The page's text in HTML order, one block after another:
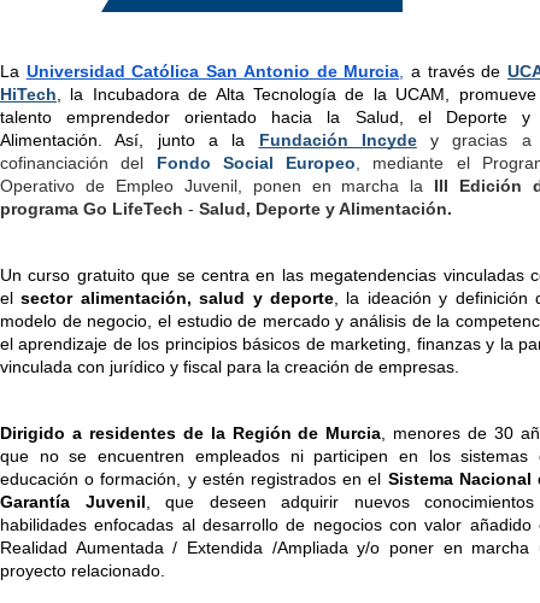
La Universidad Católica San Antonio de Murcia a través de
HiTech , la Incubadora de Alta Tecnología de la UCAM,
talento emprendedor orientado hacia la Salud, el Deporte y
Alimentación. Así, junto a la
Fundación Incyde y gracias a
cofinanciación del Fondo Social Europeo , mediante el
Operativo de Empleo Juvenil, ponen en marcha la III Edición
programa Go LifeTech - Salud, Deporte y Alimentación.
Un curso gratuito que se centra en las megatendencias vinculadas
el sector alimentación, salud y deporte , la ideación y definición
modelo de negocio, el estudio de mercado y análisis de la
el aprendizaje de los principios básicos de marketing, finanzas y la
vinculada con jurídico y fiscal para la creación de empresas.
Dirigido a residentes de la Región de Murcia , menores de 30
que no se encuentren empleados ni participen en los sistemas
educación o formación, y estén registrados en el Sistema Nacional
Garantía Juvenil , que deseen adquirir nuevos
habilidades enfocadas al desarrollo de negocios con valor añadido
Realidad Aumentada / Extendida /Ampliada y/o poner en marcha
proyecto relacionado.